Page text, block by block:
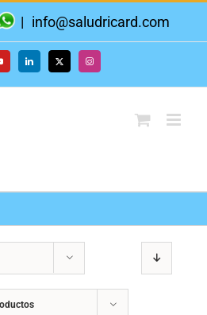
| info@saludricard.com
LinkedIn X Instagram